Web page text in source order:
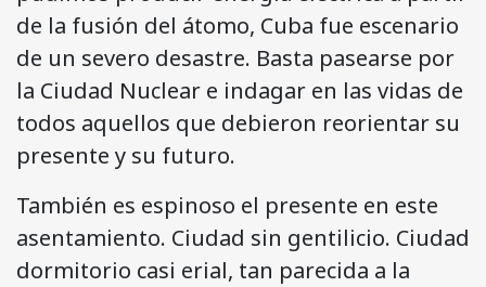
de la fusión del átomo, Cuba fue escenario
de un severo desastre. Basta pasearse por
la Ciudad Nuclear e indagar en las vidas de
todos aquellos que debieron reorientar su
presente y su futuro.
También es espinoso el presente en este
asentamiento. Ciudad sin gentilicio. Ciudad
dormitorio casi erial, tan parecida a la